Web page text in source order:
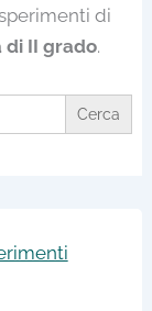
di
di II grado.